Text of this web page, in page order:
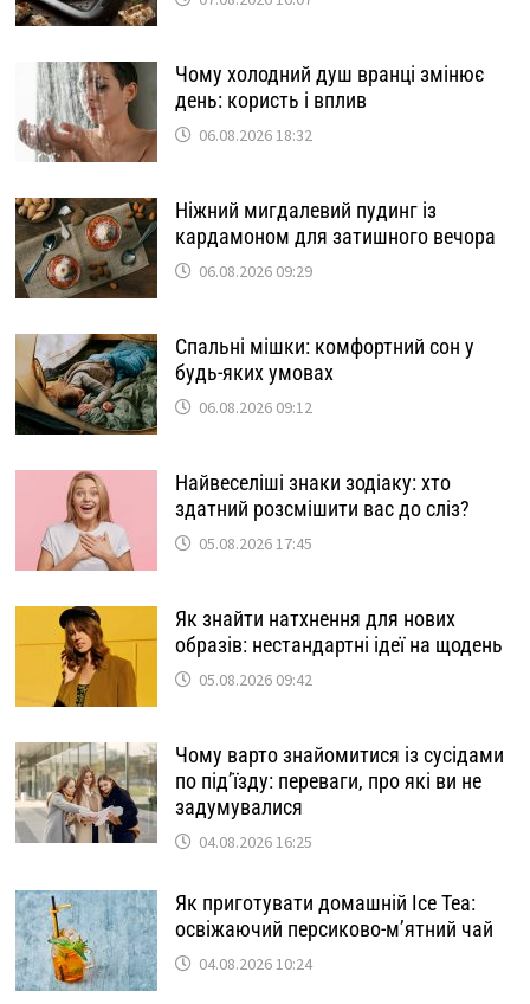
Чому холодний душ вранці змінює
день: користь і вплив
06.08.2026 18:32
Ніжний мигдалевий пудинг із
кардамоном для затишного вечора
06.08.2026 09:29
Спальні мішки: комфортний сон у
будь-яких умовах
06.08.2026 09:12
Найвеселіші знаки зодіаку: хто
здатний розсмішити вас до сліз?
05.08.2026 17:45
Як знайти натхнення для нових
образів: нестандартні ідеї на щодень
05.08.2026 09:42
Чому варто знайомитися із сусідами
по під’їзду: переваги, про які ви не
задумувалися
04.08.2026 16:25
Як приготувати домашній Ice Tea:
освіжаючий персиково-м’ятний чай
04.08.2026 10:24